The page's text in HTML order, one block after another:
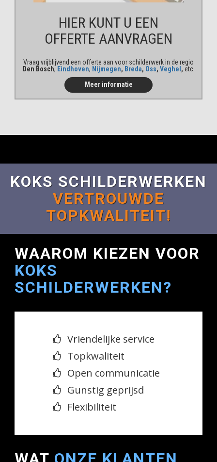
HIER KUNT U EEN
OFFERTE AANVRAGEN
Vraag vrijblijvend een offerte aan voor schilderwerk in de regio
Den Bosch, Eindhoven, Nijmegen, Breda, Oss, Veghel , etc.
Meer informatie
KOKS SCHILDERWERKEN
VERTROUWDE
TOPKWALITEIT!
WAAROM KIEZEN VOOR
KOKS
SCHILDERWERKEN?
Vriendelijke service
Topkwaliteit
Open communicatie
Gunstig geprijsd
Flexibiliteit